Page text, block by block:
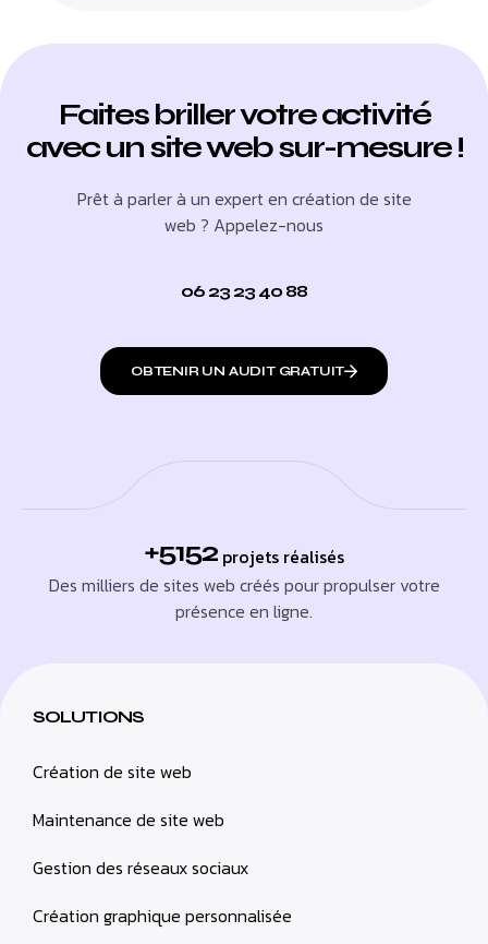
Faites briller votre activité
avec un site web sur-mesure !
Prêt à parler à un expert en création de site
web ? Appelez-nous
06 23 23 40 88
OBTENIR UN AUDIT GRATUIT
+5152 projets réalisés
Des milliers de sites web créés pour propulser votre
présence en ligne.
SOLUTIONS
Création de site web
Maintenance de site web
Gestion des réseaux sociaux
Création graphique personnalisée